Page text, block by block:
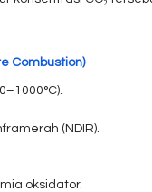
Combustion)
(NDIR).
oksidator.